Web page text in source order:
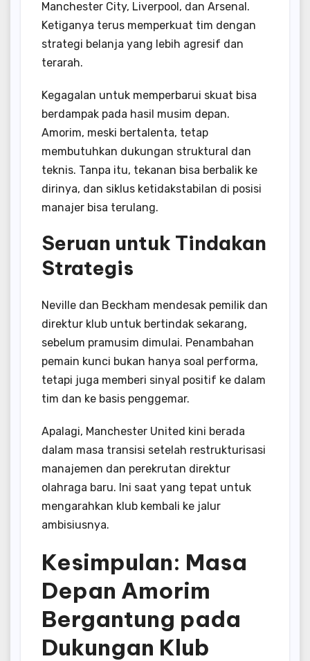
Manchester City, Liverpool, dan Arsenal.
Ketiganya terus memperkuat tim dengan
strategi belanja yang lebih agresif dan
terarah.
Kegagalan untuk memperbarui skuat bisa
berdampak pada hasil musim depan.
Amorim, meski bertalenta, tetap
membutuhkan dukungan struktural dan
teknis. Tanpa itu, tekanan bisa berbalik ke
dirinya, dan siklus ketidakstabilan di posisi
manajer bisa terulang.
Seruan untuk Tindakan
Strategis
Neville dan Beckham mendesak pemilik dan
direktur klub untuk bertindak sekarang,
sebelum pramusim dimulai. Penambahan
pemain kunci bukan hanya soal performa,
tetapi juga memberi sinyal positif ke dalam
tim dan ke basis penggemar.
Apalagi, Manchester United kini berada
dalam masa transisi setelah restrukturisasi
manajemen dan perekrutan direktur
olahraga baru. Ini saat yang tepat untuk
mengarahkan klub kembali ke jalur
ambisiusnya.
Kesimpulan: Masa
Depan Amorim
Bergantung pada
Dukungan Klub